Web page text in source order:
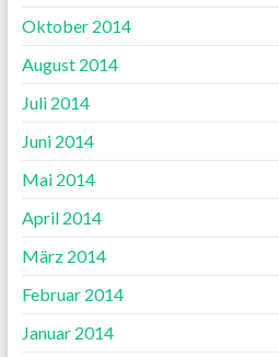
Oktober 2014
August 2014
Juli 2014
Juni 2014
Mai 2014
April 2014
März 2014
Februar 2014
Januar 2014